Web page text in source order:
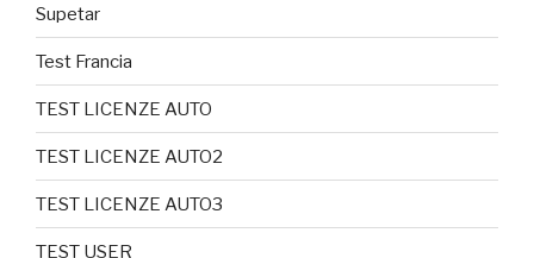
Supetar
Test Francia
TEST LICENZE AUTO
TEST LICENZE AUTO2
TEST LICENZE AUTO3
TEST USER